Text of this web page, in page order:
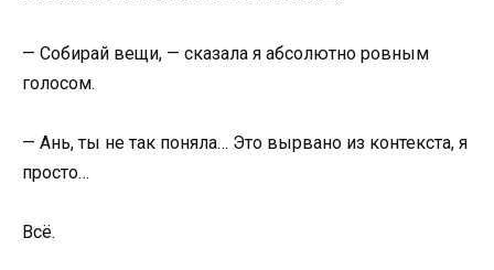
— Собирай вещи, — сказала я абсолютно ровным
голосом.
— Ань, ты не так поняла… Это вырвано из контекста, я
просто…
Всё.